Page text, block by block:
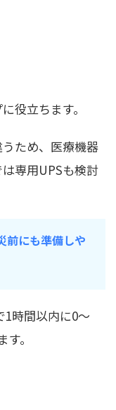
役立ちます。
ため、医療機器
専用UPSも検討
前にも準備しや
1時間以内に0〜
。